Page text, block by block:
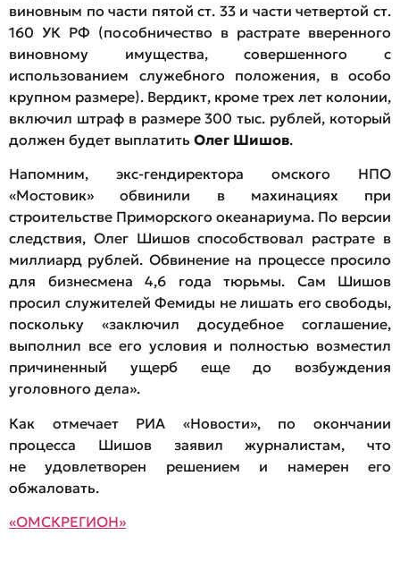
виновным по части пятой ст. 33 и части четвертой ст.
160 УК РФ (пособничество в растрате вверенного
виновному имущества, совершенного с
использованием служебного положения, в особо
крупном размере). Вердикт, кроме трех лет колонии,
включил штраф в размере 300 тыс. рублей, который
должен будет выплатить Олег Шишов.
Напомним, экс-гендиректора омского НПО
«Мостовик» обвинили в махинациях при
строительстве Приморского океанариума. По версии
следствия, Олег Шишов способствовал растрате в
миллиард рублей. Обвинение на процессе просило
для бизнесмена 4,6 года тюрьмы. Сам Шишов
просил служителей Фемиды не лишать его свободы,
поскольку «заключил досудебное соглашение,
выполнил все его условия и полностью возместил
причиненный ущерб еще до возбуждения
уголовного дела».
Как отмечает РИА «Новости», по окончании
процесса Шишов заявил журналистам, что
не удовлетворен решением и намерен его
обжаловать.
«ОМСКРЕГИОН»